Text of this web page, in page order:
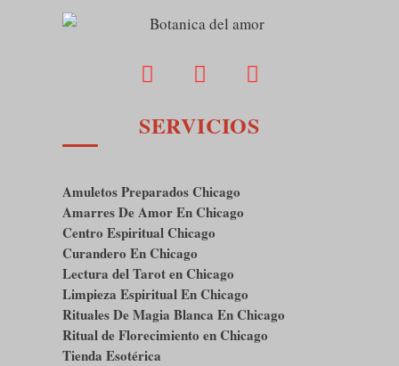
SERVICIOS
Amuletos Preparados Chicago
Amarres De Amor En Chicago
Centro Espiritual Chicago
Curandero En Chicago
Lectura del Tarot en Chicago
Limpieza Espiritual En Chicago
Rituales De Magia Blanca En Chicago
Ritual de Florecimiento en Chicago
Tienda Esotérica